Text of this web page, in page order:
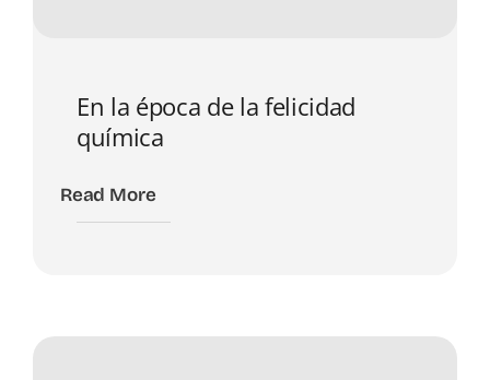
En la época de la felicidad
química
Read More